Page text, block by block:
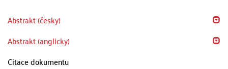
Abstrakt (česky)
Abstrakt (anglicky)
Citace dokumentu